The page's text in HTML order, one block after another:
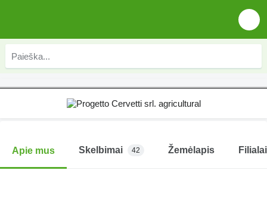
Apie mus Skelbimai 42 Žemėlapis Filialai